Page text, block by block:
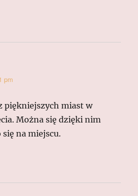
pm
piękniejszych miast w
Można się dzięki nim
się na miejscu.